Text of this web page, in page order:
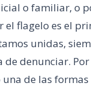
o familiar, o
flagelo es el
unidas,
denunciar.
de las